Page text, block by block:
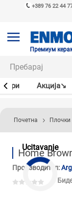
+389 76 22 44
Премиум
Акцијa↘
Ucitavanje
Почетна Плочки
Home
Производител: